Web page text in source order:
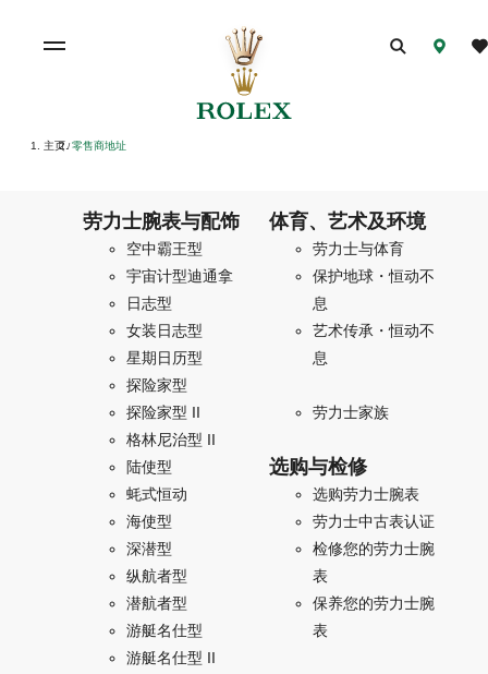
主页/ 零售商地址
劳力士腕表与配饰
空中霸王型
宇宙计型迪通拿
日志型
女装日志型
星期日历型
探险家型
探险家型 II
格林尼治型 II
陆使型
蚝式恒动
海使型
深潜型
纵航者型
潜航者型
游艇名仕型
游艇名仕型 II
体育、艺术及环境
劳力士与体育
保护地球・恒动不
息
艺术传承・恒动不
息
劳力士家族
选购与检修
选购劳力士腕表
劳力士中古表认证
检修您的劳力士腕
表
保养您的劳力士腕
表